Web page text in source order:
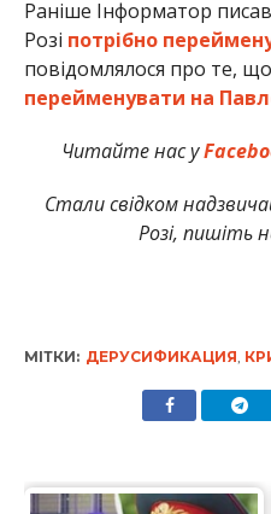
Раніше Інформатор
Розі потрібно
повідомлялося про те, що
перейменувати на
Читайте нас у
Стали свідком
Розі, пишіть
МІТКИ: ДЕРУСИФИКАЦИЯ